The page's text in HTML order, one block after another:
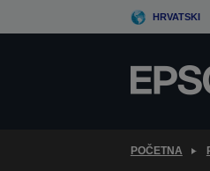
to
HRVATSKI
POČETNA